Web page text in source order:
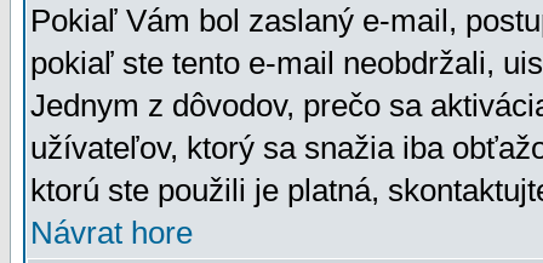
Pokiaľ Vám bol zaslaný e-mail,
pokiaľ ste tento e-mail neobdržali,
Jednym z dôvodov, prečo sa
užívateľov, ktorý sa snažia iba
ktorú ste použili je platná,
Návrat hore